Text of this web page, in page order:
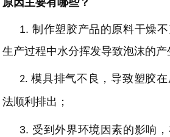
原因主要有哪些？
1. 制作塑胶产品的原料干燥
生产过程中水分挥发导致泡沫的产
2. 模具排气不良，导致塑胶
法顺利排出 ；
3. 受到外界环境因素的影响